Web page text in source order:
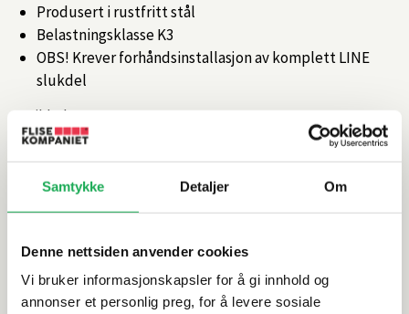
Samtykke Detaljer Om
Denne nettsiden anvender cookies
Vi bruker informasjonskapsler for å gi innhold og
annonser et personlig preg, for å levere sosiale
Produsert i rustfritt stål
Belastningsklasse K3
OBS! Krever forhåndsinstallasjon av komplett LINE
slukdel
Artikkelnr.101366988
Produktinformasjon
Spesifikasjoner
Rengjøring og vedlikehold